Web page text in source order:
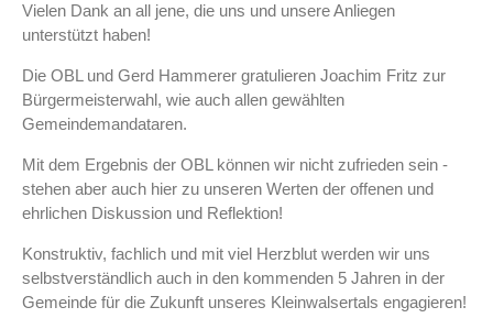
Vielen Dank an all jene, die uns und unsere Anliegen
unterstützt haben!
Die OBL und Gerd Hammerer gratulieren Joachim Fritz zur
Bürgermeisterwahl, wie auch allen gewählten
Gemeindemandataren.
Mit dem Ergebnis der OBL können wir nicht zufrieden sein -
stehen aber auch hier zu unseren Werten der offenen und
ehrlichen Diskussion und Reflektion!
Konstruktiv, fachlich und mit viel Herzblut werden wir uns
selbstverständlich auch in den kommenden 5 Jahren in der
Gemeinde für die Zukunft unseres Kleinwalsertals engagieren!